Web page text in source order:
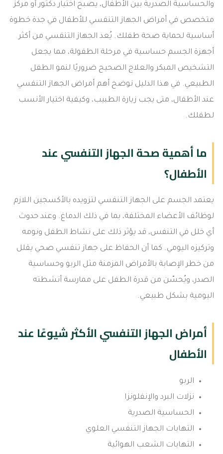
والحساسية الصدرية بين الأطفال، يصبح اختيار دكتور أو مركز
متخصص في أمراض الجهاز التنفسي للأطفال في جدة خطوة
أساسية لحماية صحة طفلك. يُعد الجهاز التنفسي من أكثر
أجهزة الجسم حساسية في مرحلة الطفولة، مما يجعل
التشخيص المبكر والعلاج الصحيح ضروريًا لنمو الطفل
الطبيعي. في هذا الدليل نوضح أهم أمراض الجهاز التنفسي
عند الأطفال، متى يجب زيارة الطبيب، وكيفية اختيار الأنسب
لطفلك.
ما أهمية صحة الجهاز التنفسي عند
الأطفال؟
يعتمد الجسم على الجهاز التنفسي لتزويده بالأكسجين اللازم
لوظائف الأعضاء المختلفة، بما في ذلك الدماغ. وعند حدوث
أي خلل في التنفس، قد يؤثر ذلك على نشاط الطفل ونومه
وتركيزه اليومي. كما أن الحفاظ على جهاز تنفسي صحي يقلل
من خطر الإصابة بالأمراض المزمنة مثل الربو وحساسية
الصدر، ويُحسّن من قدرة الطفل على ممارسة أنشطته
اليومية بشكل طبيعي.
أمراض الجهاز التنفسي الأكثر شيوعًا عند
الأطفال
الربو
نزلات البرد والإنفلونزا
الحساسية الصدرية
التهابات الجهاز التنفسي العلوي
التهابات الشعب الهوائية